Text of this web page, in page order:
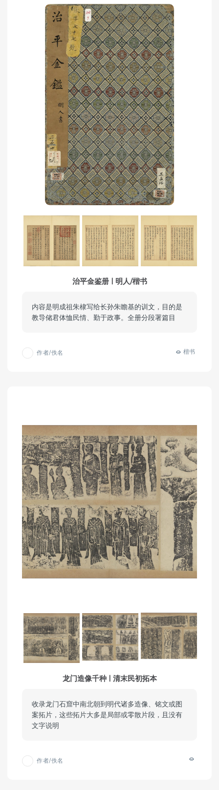
治平金鉴册 | 明人/楷书
内容是明成祖朱棣写给长孙朱瞻基的训文，目的是
教导储君体恤民情、勤于政事。全册分段署篇目
作者/佚名 楷书
龙门造像千种 | 清末民初拓本
收录龙门石窟中南北朝到明代诸多造像、铭文或图
案拓片，这些拓片大多是局部或零散片段，且没有
文字说明
作者/佚名